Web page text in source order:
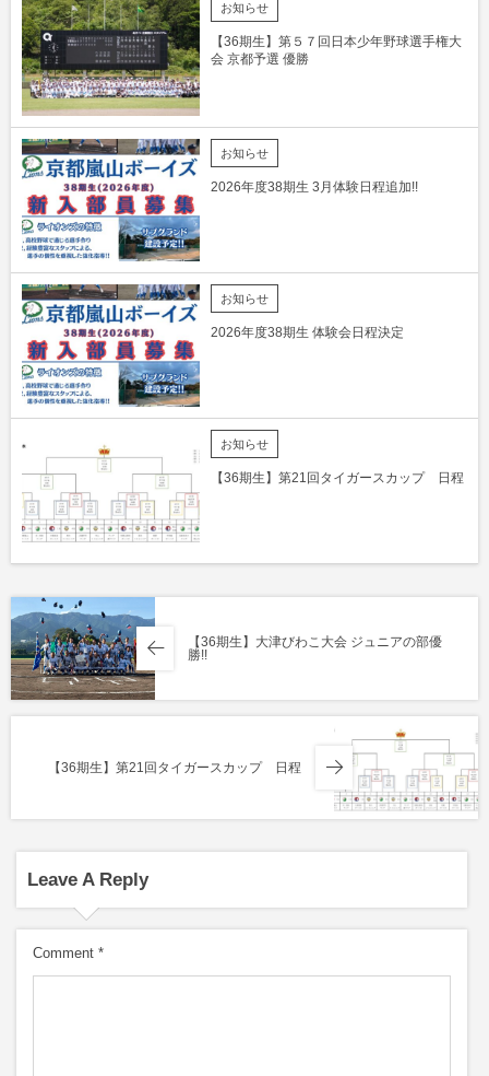
お知らせ
【36期生】第５７回日本少年野球選手権大
会 京都予選 優勝
お知らせ
2026年度38期生 3月体験日程追加!!
お知らせ
2026年度38期生 体験会日程決定
お知らせ
【36期生】第21回タイガースカップ 日程
【36期生】大津びわこ大会 ジュニアの部優
勝!!
【36期生】第21回タイガースカップ 日程
Leave A Reply
Comment *